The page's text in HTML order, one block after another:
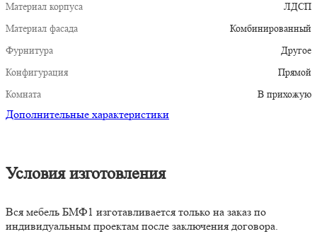
Материал корпуса
ЛДСП
Материал фасада
Комбинированный
Фурнитура
Другое
Конфигурация
Прямой
Комната
В прихожую
Дополнительные характеристики
Условия изготовления
Вся мебель БМФ1 изготавливается только на заказ по
индивидуальным проектам после заключения договора.